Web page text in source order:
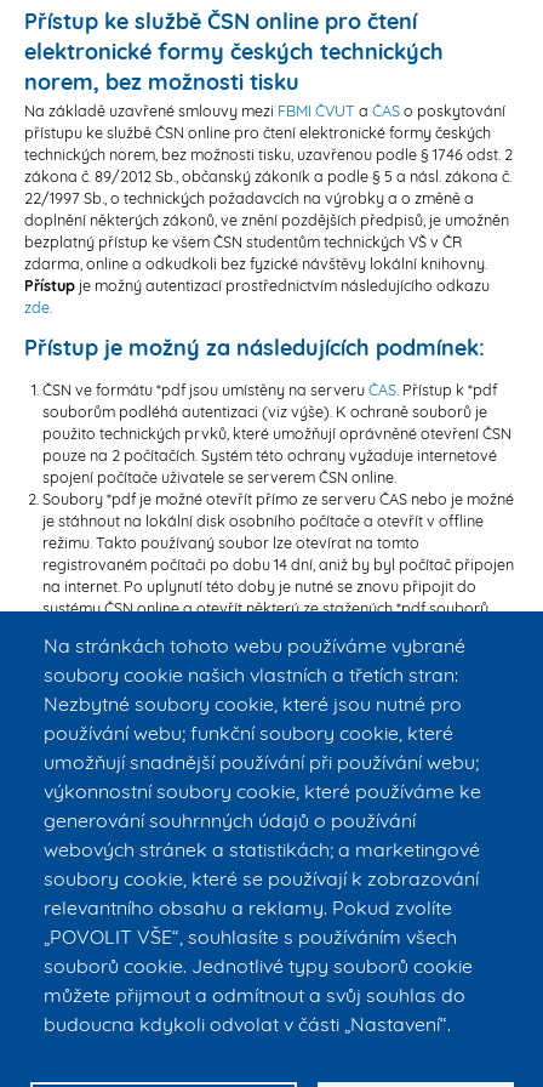
Na stránkách tohoto webu používáme vybrané
soubory cookie našich vlastních a třetích stran:
Nezbytné soubory cookie, které jsou nutné pro
používání webu; funkční soubory cookie, které
umožňují snadnější používání při používání webu;
výkonnostní soubory cookie, které používáme ke
generování souhrnných údajů o používání
webových stránek a statistikách; a marketingové
soubory cookie, které se používají k zobrazování
relevantního obsahu a reklamy. Pokud zvolíte
„POVOLIT VŠE“, souhlasíte s používáním všech
souborů cookie. Jednotlivé typy souborů cookie
můžete přijmout a odmítnout a svůj souhlas do
budoucna kdykoli odvolat v části „Nastavení“.
Přístup ke službě ČSN online pro čtení
elektronické formy českých technických
norem, bez možnosti tisku
Na základě uzavřené smlouvy mezi FBMI ČVUT a ČASo poskytování
přístupu ke službě ČSN online pro čtení elektronické formy českých
technických norem, bez možnosti tisku, uzavřenou podle § 1746 odst. 2
zákona č. 89/2012 Sb., občanský zákoník a podle § 5 a násl. zákona č.
22/1997 Sb., o technických požadavcích na výrobky a o změně a
doplnění některých zákonů, ve znění pozdějších předpisů, je umožněn
bezplatný přístup ke všem ČSN studentům technických VŠ v ČR
zdarma, online a odkudkoli bez fyzické návštěvy lokální knihovny.
Přístup je možný autentizací prostřednictvím následujícího odkazu
zde
Přístup je možný za následujících podmínek:
ČSN ve formátu *pdf jsou umístěny na serveruČAS . Přístup k *pdf
souborům podléhá autentizaci (viz výše). K ochraně souborů je
použito technických prvků, které umožňují oprávněné otevření ČSN
pouze na 2 počítačích. Systém této ochrany vyžaduje internetové
spojení počítače uživatele se serverem ČSN online.
Soubory *pdf je možné otevřít přímo ze serveru ČAS nebo je možné
je stáhnout na lokální disk osobního počítače a otevřít v offline
režimu. Takto používaný soubor lze otevírat na tomto
registrovaném počítači po dobu 14 dní, aniž by byl počítač připojen
na internet. Po uplynutí této doby je nutné se znovu připojit do
systému ČSN online a otevřít některý ze stažených *pdf souborů.
otevření nebo stažení ČSN je 30 dokumentů / den. Tisk dokumentů
není možný v rámci tohoto přístupu. Pokud by někdo ze studentů
vyžadoval tisk, pak je třeba navštívit lokální knihovnu na Nám.
Sítná a uhradit vytištěné stránky. Tato možnost je nabízena v rámci
jiného placeného přístupu knihovny.
K prohlížení dokumentů vyžaduje poskytovatel použití software
Acrobat Reader CZ verze 8 a vyšší a instalaci zásuvného modulu
(tzv. plug-in) firmy FileOpen. Potřebný software je k dispozici ke
stažení ze serveru ČSN online zdarma (vizzde). Uživatel je povinen
seznámit se s pokyny, informacemi a postupem řešení případných
problémů, které jsou uvedeny v ČSN online.
V případě technických problémů kontaktujteIT oddělení FBMI
případě nejasností v oblasti ČSN se můžete obracet nadoc. Ing. Jiřího
© ČVUT v Praze – FBMI
Tel. vrátnice: +420 224 357 992, tel. vrátnice Kasárna: +420 224 358